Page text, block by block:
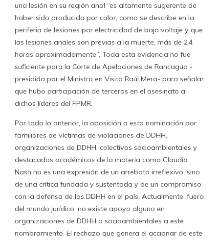
una lesión en su región anal “es altamente sugerente de
haber sido producida por calor, como se describe en la
periferia de lesiones por electricidad de bajo voltaje y que
las lesiones anales son previas a la muerte, más de 24
horas aproximadamente”. Toda esta evidencia no fue
suficiente para la Corte de Apelaciones de Rancagua -
presidida por el Ministro en Visita Raúl Mera- para señalar
que hubo participación de terceros en el asesinato a
dichos líderes del FPMR.
Por todo lo anterior, la oposición a esta nominación por
familiares de víctimas de violaciones de DDHH,
organizaciones de DDHH, colectivos socioambientales y
destacados académicos de la materia como Claudio
Nash no es una expresión de un arrebato irreflexivo, sino
de una crítica fundada y sustentada y de un compromiso
con la defensa de los DDHH en el país. Actualmente, fuera
del mundo jurídico, no existe apoyo alguno en
organizaciones de DDHH o socioambientales a este
nombramiento. El rechazo que genera el accionar de este